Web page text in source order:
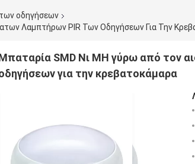
οδηγήσεων
Λαμπτήρων PIR Των Οδηγήσεων Για Την
SMD Νι MH γύρω από τον
για την κρεβατοκάμαρα